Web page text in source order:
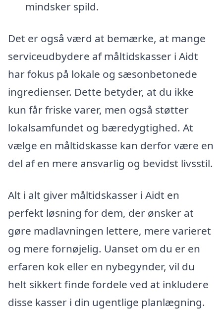
mindsker spild.
Det er også værd at bemærke, at mange
serviceudbydere af måltidskasser i Aidt
har fokus på lokale og sæsonbetonede
ingredienser. Dette betyder, at du ikke
kun får friske varer, men også støtter
lokalsamfundet og bæredygtighed. At
vælge en måltidskasse kan derfor være en
del af en mere ansvarlig og bevidst livsstil.
Alt i alt giver måltidskasser i Aidt en
perfekt løsning for dem, der ønsker at
gøre madlavningen lettere, mere varieret
og mere fornøjelig. Uanset om du er en
erfaren kok eller en nybegynder, vil du
helt sikkert finde fordele ved at inkludere
disse kasser i din ugentlige planlægning.